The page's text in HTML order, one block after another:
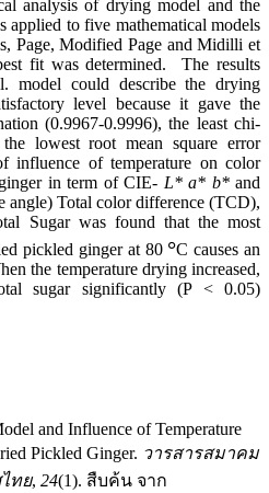
analysis of drying model and the
applied to five mathematical models
Page, Modified Page and Midilli et
fit was determined. The results
model could describe the drying
level because it gave the
(0.9967-0.9996), the least chi-
lowest root mean square error
influence of temperature on color
in term of CIE- L* a* b*and
angle) Total color difference (TCD),
Sugar was found that the most
pickled ginger at 80 ๐C causes an
the temperature drying increased,
sugar significantly (P < 0.05)
and Influence of Temperature
Pickled Ginger. วารสารสมาคม
ทย, 24(1). สืบค้น จาก